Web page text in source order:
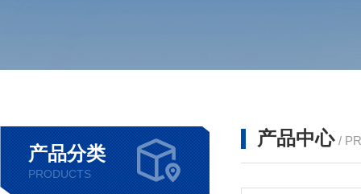
产品分类
PRODUCTS
产品中心 /